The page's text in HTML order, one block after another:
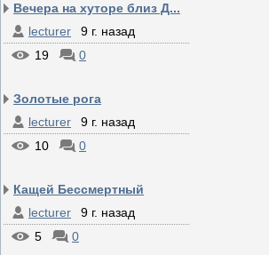
Вечера на хуторе близ Д...
lecturer
9 г. назад
19
0
Золотые рога
lecturer
9 г. назад
10
0
Кащей Бессмертный
lecturer
9 г. назад
5
0